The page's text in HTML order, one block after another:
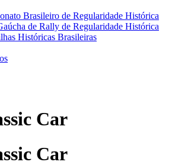
Brasileiro de Regularidade Histórica
de Rally de Regularidade Histórica
Históricas Brasileiras
Car
Car